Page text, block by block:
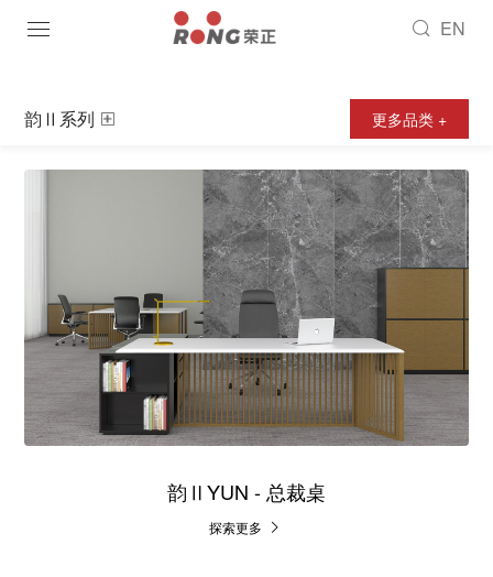
EN
韵Ⅱ系列 更多品类 +
韵ⅡYUN - 总裁桌
探索更多